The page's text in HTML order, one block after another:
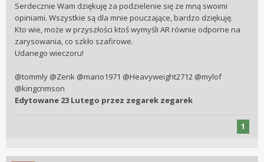
Serdecznie Wam dziękuję za podzielenie się ze mną swoimi
opiniami. Wszystkie są dla mnie pouczające, bardzo dziękuję.
Kto wie, może w przyszłości ktoś wymyśli AR równie odporne na
zarysowania, co szkło szafirowe.
Udanego wieczoru!
@tommly @Zenk @mario1971 @Heavyweight2712 @mylof
@kingcrimson
Edytowane 23 Lutego przez zegarek zegarek
1